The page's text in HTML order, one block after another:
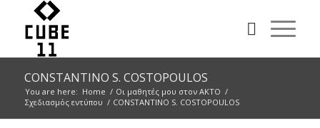
CONSTANTINO S. COSTOPOULOS
You are here: Home / Οι μαθητές μου στον ΑΚΤΟ /
Σχεδιασμός εντύπου / CONSTANTINO S. COSTOPOULOS